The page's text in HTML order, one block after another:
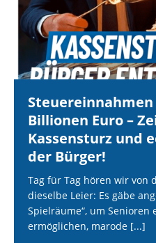
Billionen Euro –
Kassensturz und
der Bürger!
Tag für Tag hören wir von
dieselbe Leier: Es gäbe
Spielräume“, um
ermöglichen, marode [...]